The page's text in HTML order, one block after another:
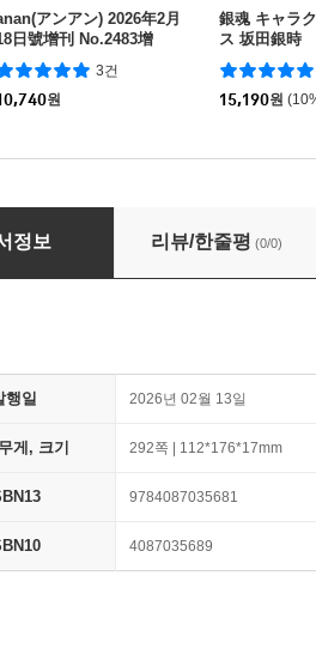
アンアン) 2026年2月
日號增刊 No.2483增
刊 スペシャルエディシ
ョン(坂田銀時＆神威)
3건
원
銀魂 キャラ
ス 坂田銀時
15,190원
魂 -吉原大炎上-
정보 리뷰/한줄평 (0/0)
행일 2026년 02월 13일
게, 크기 292쪽 | 112*176*17mm
9784087035681
4087035689